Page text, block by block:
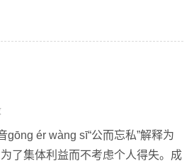
gōng ér wàng sī“公而忘私”解释为
了集体利益而不考虑个人得失。成